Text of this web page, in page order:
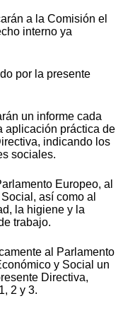
a la Comisión el
interno ya
por la presente
un informe cada
aplicación práctica de
indicando los
sociales.
Europeo, al
así como al
la higiene y la
trabajo.
al Parlamento
y Social un
Directiva,
2 y 3.